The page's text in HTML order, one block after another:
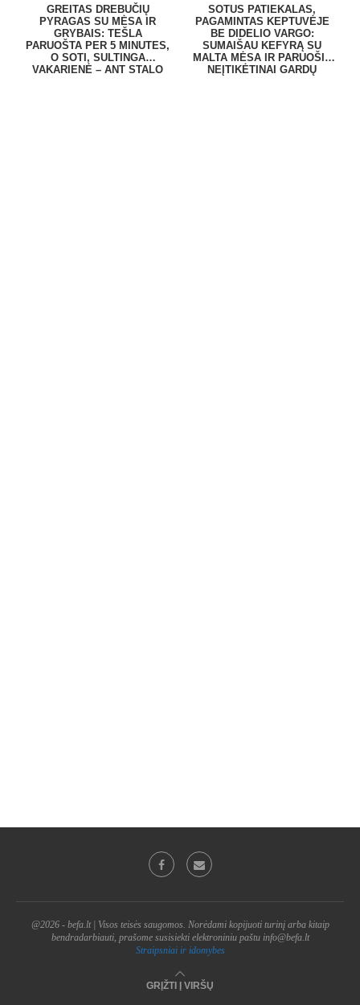
GREITAS DREBUČIŲ
PYRAGAS SU MĖSA IR
GRYBAIS: TEŠLA
PARUOŠTA PER 5 MINUTES,
O SOTI, SULTINGA
VAKARIENĖ – ANT STALO
SOTUS PATIEKALAS,
PAGAMINTAS KEPTUVĖJE
BE DIDELIO VARGO:
SUMAIŠAU KEFYRĄ SU
MALTA MĖSA IR PARUOŠIU
NEĮTIKĖTINAI GARDŲ
@2026 - befa.lt | Visos teisės saugomos. Norėdami kopijuoti turinį arba kitaip
bendradarbiauti, prašome susisiekti elektroniniu paštu info@befa.lt
Straipsniai ir idomybes
GRĮŽTI Į VIRŠŲ